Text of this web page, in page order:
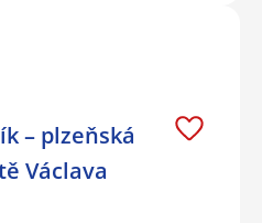
– plzeňská
Václava